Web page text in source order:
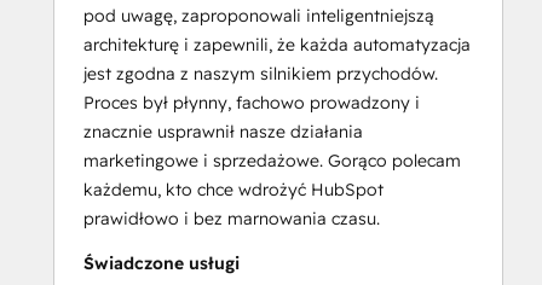
pod uwagę, zaproponowali inteligentniejszą
architekturę i zapewnili, że każda automatyzacja
jest zgodna z naszym silnikiem przychodów.
Proces był płynny, fachowo prowadzony i
znacznie usprawnił nasze działania
marketingowe i sprzedażowe. Gorąco polecam
każdemu, kto chce wdrożyć HubSpot
prawidłowo i bez marnowania czasu.
Świadczone usługi